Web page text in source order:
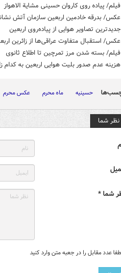
فیلم/ پیاده روی کاروان حسینی مشایة الاهواز
عکس/ بدرقه خادمین اربعین سازمان آتش
جدیدترین تصاویر هوایی از پیاده‌روی اربعین
عکس/ استقبال متفاوت عراقی‌ها از زائرین
فیلم/ بسته شدن مرز تمرچین تا اطلاع ثانوی
هزینه عدم صدور بلیت هوایی اربعین به کدام
حسینیه ماه محرم عکس محرم
نظر شما
شما *
عدد مقابل را در جعبه متن وارد کنید